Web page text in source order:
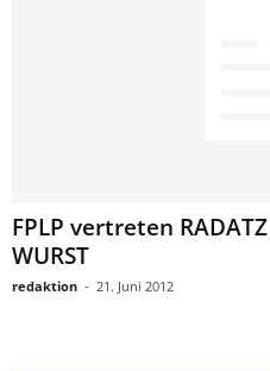
FPLP vertreten
WURST
redaktion - 21. Juni 2012